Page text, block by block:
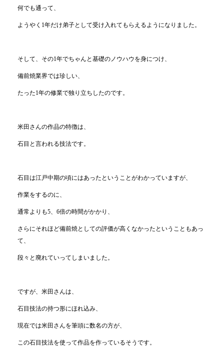
何でも通って、
ようやく1年だけ弟子として受け入れてもらえるようになりました。
そして、その1年でちゃんと基礎のノウハウを身につけ、
備前焼業界では珍しい、
たった1年の修業で独り立ちしたのです。
米田さんの作品の特徴は、
石目と言われる技法です。
石目は江戸中期の頃にはあったということがわかっていますが、
作業をするのに、
通常よりも5、6倍の時間がかかり、
さらにそれほど備前焼としての評価が高くなかったということもあっ
て、
段々と廃れていってしまいました。
ですが、米田さんは、
石目技法の持つ形にほれ込み、
現在では米田さんを筆頭に数名の方が、
この石目技法を使って作品を作っているそうです。